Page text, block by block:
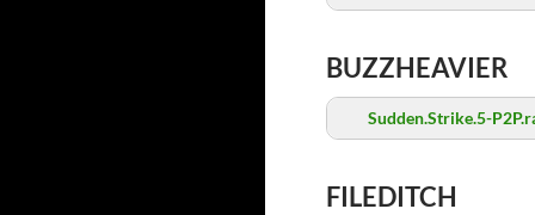
BUZZHEAVIER
Sudden.Strike.5-
FILEDITCH